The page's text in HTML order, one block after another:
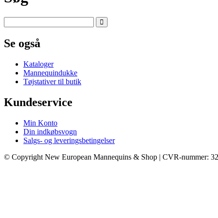
Se også
Kataloger
Mannequindukke
Tøjstativer til butik
Kundeservice
Min Konto
Din indkøbsvogn
Salgs- og leveringsbetingelser
© Copyright New European Mannequins & Shop | CVR-nummer: